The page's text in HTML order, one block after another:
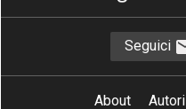
Seguici
About Autori